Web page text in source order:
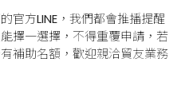
官方LINE，我們都會推播提醒
擇一選擇，不得重覆申請，若
補助名額，歡迎親洽貿友業務